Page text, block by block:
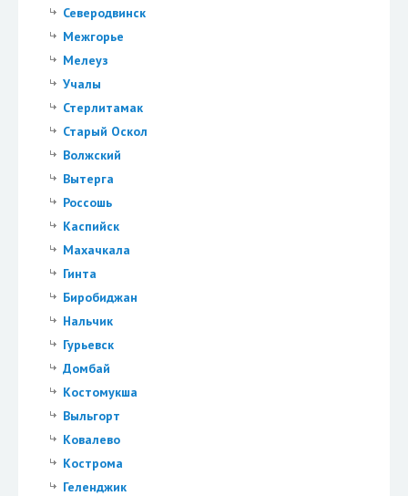
Северодвинск
Межгорье
Мелеуз
Учалы
Стерлитамак
Старый Оскол
Волжский
Вытерга
Россошь
Каспийск
Махачкала
Гинта
Биробиджан
Нальчик
Гурьевск
Домбай
Костомукша
Выльгорт
Ковалево
Кострома
Геленджик